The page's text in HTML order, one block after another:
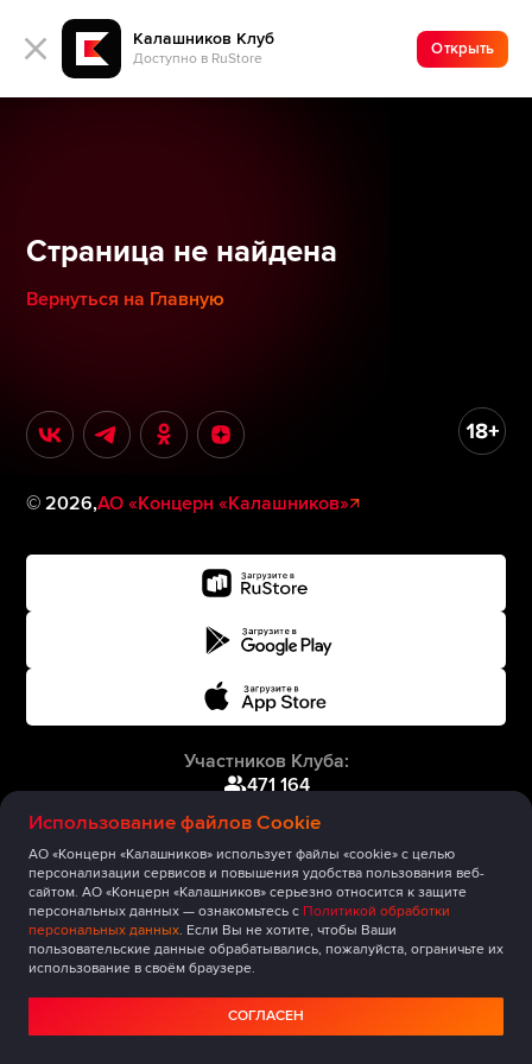
Калашников Клуб
Доступно в RuStore
Открыть
Использование файлов Cookie
АО «Концерн «Калашников» использует файлы «cookie» с целью
персонализации сервисов и повышения удобства пользования веб-
сайтом. АО «Концерн «Калашников» серьезно относится к защите
персональных данных — ознакомьтесь с Политикой обработки
персональных данных. Если Вы не хотите, чтобы Ваши
пользовательские данные обрабатывались, пожалуйста, ограничьте их
использование в своём браузере.
СОГЛАСЕН
Страница не найдена
Вернуться на Главную
©2026,АО «Концерн «Калашников»
Участников Клуба:
471 164